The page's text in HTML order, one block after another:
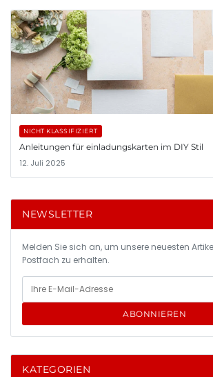
NICHT KLASSIFIZIERT
Anleitungen für einladungskarten im DIY Stil
12. Juli 2025
NEWSLETTER
Melden Sie sich an, um unsere neuesten
Postfach zu erhalten.
ABONNIEREN
KATEGORIEN